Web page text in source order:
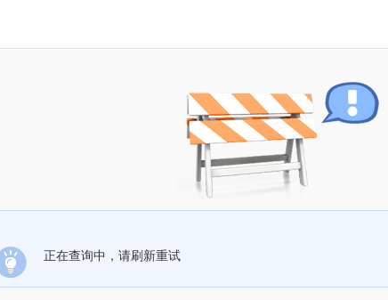
正在查询中，请刷新重试